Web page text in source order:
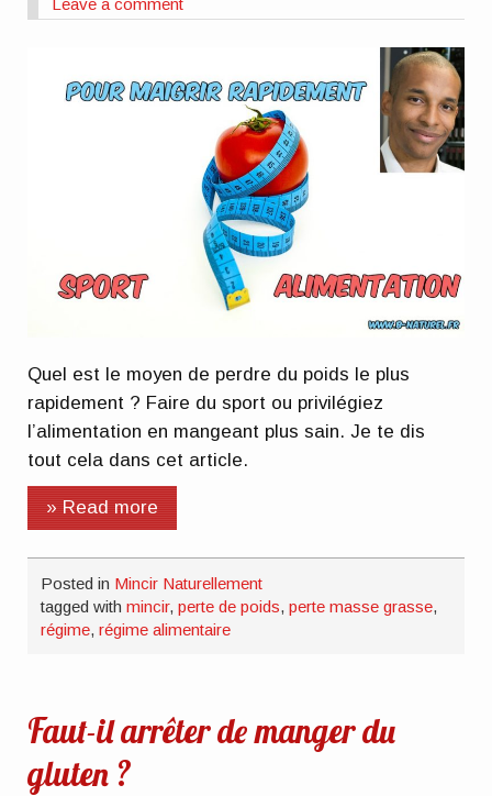
Quel est le moyen de perdre du poids le plus
rapidement ? Faire du sport ou privilégiez
l’alimentation en mangeant plus sain. Je te dis
tout cela dans cet article.
» Read more
Posted in Mincir Naturellement
tagged withmincir,perte de poids,perte masse grasse,
régime,régime alimentaire
Faut-il arrêter de manger du
gluten ?